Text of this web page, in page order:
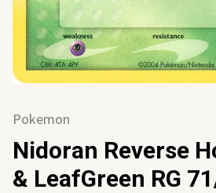
Pokemon
Nidoran Reverse
& LeafGreen RG